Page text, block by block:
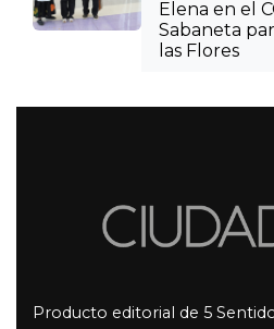
Elena en el
Sabaneta
las Flores
Producto editorial de 5